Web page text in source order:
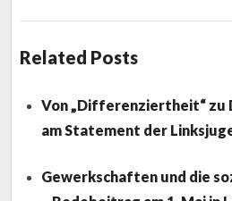
Related Posts
Von „Differenziertheit“ zu
am Statement der
Gewerkschaften und die